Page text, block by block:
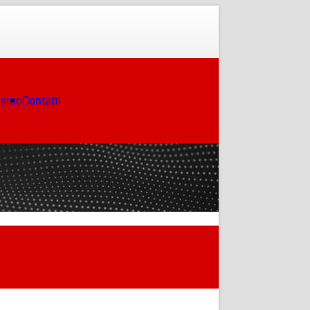
Contatti